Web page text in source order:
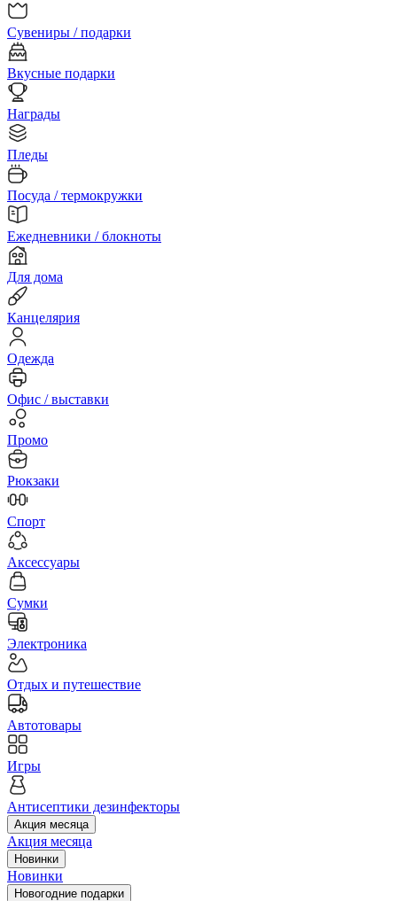
Сувениры / подарки
Вкусные подарки
Награды
Пледы
Посуда / термокружки
Ежедневники / блокноты
Для дома
Канцелярия
Одежда
Офис / выставки
Промо
Рюкзаки
Спорт
Аксессуары
Сумки
Электроника
Отдых и путешествие
Автотовары
Игры
Антисептики дезинфекторы
Акция месяца
Акция месяца
Новинки
Новинки
Новогодние подарки